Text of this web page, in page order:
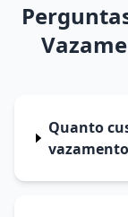
Quanto